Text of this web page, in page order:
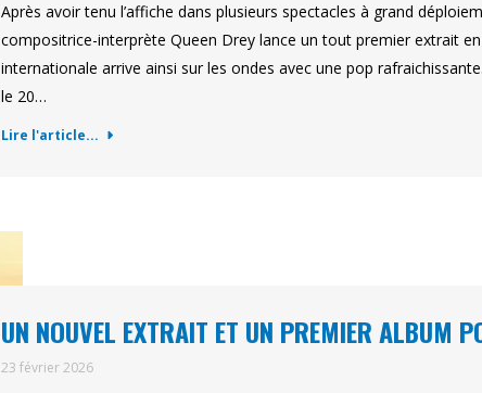
Après avoir tenu l’affiche dans plusieurs spectacles à grand
compositrice-interprète Queen Drey lance un tout premier extrait
internationale arrive ainsi sur les ondes avec une pop
le 20…
Lire l'article...
UN NOUVEL EXTRAIT ET UN PREMIER ALBUM
23 février 2026